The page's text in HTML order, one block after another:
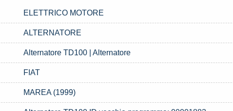
ELETTRICO MOTORE
ALTERNATORE
Alternatore TD100 | Alternatore
FIAT
MAREA (1999)